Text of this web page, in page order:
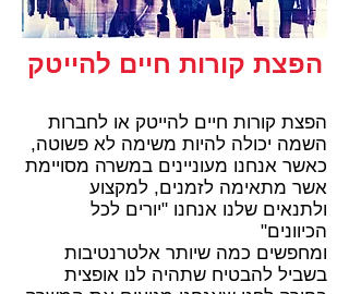
הפצת קורות חיים להייטק
הפצת קורות חיים להייטק או לחברות
השמה יכולה להיות משימה לא פשוטה,
כאשר אנחנו מעוניינים במשרה מסויימת
אשר מתאימה לזמנים, למקצוע
ולתנאים שלנו אנחנו "יורים לכל
הכיוונים"
ומחפשים כמה שיותר אלטרנטיבות
בשביל להבטיח שתהיה לנו אופצית